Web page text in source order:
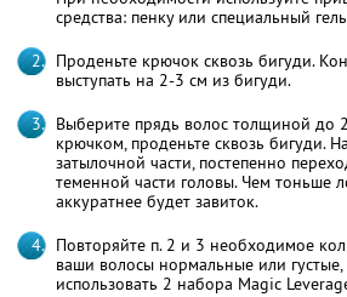
средства: пенку или специальный
Проденьте крючок сквозь бигуди.
выступать на 2-3 см из бигуди.
Выберите прядь волос толщиной до
крючком, проденьте сквозь бигуди.
затылочной части, постепенно
теменной части головы. Чем тоньше
аккуратнее будет завиток.
Повторяйте п. 2 и 3 необходимое
ваши волосы нормальные или
использовать 2 набора Magic